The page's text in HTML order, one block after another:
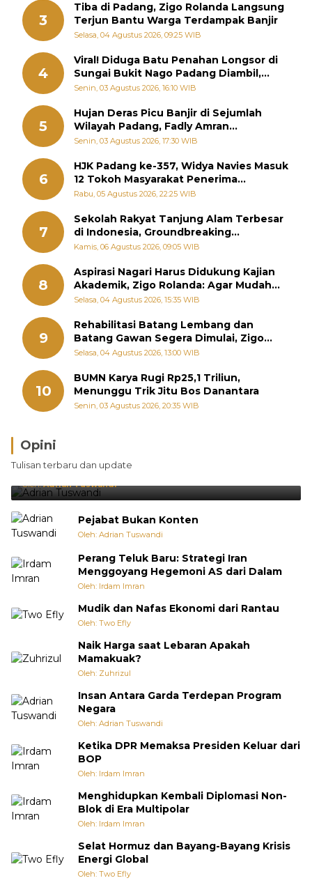
3
Tiba di Padang, Zigo Rolanda Langsung
Terjun Bantu Warga Terdampak Banjir
Selasa, 04 Agustus 2026, 09:25 WIB
4
Viral! Diduga Batu Penahan Longsor di
Sungai Bukit Nago Padang Diambil,
Warga Khawatir Bencana Terulang
Senin, 03 Agustus 2026, 16:10 WIB
5
Hujan Deras Picu Banjir di Sejumlah
Wilayah Padang, Fadly Amran
Perintahkan OPD Siaga
Senin, 03 Agustus 2026, 17:30 WIB
6
HJK Padang ke-357, Widya Navies Masuk
12 Tokoh Masyarakat Penerima
Penghargaan Pemko Padang
Rabu, 05 Agustus 2026, 22:25 WIB
7
Sekolah Rakyat Tanjung Alam Terbesar
di Indonesia, Groundbreaking
September
Kamis, 06 Agustus 2026, 09:05 WIB
8
Aspirasi Nagari Harus Didukung Kajian
Akademik, Zigo Rolanda: Agar Mudah
Diperjuangkan di Kementerian
Selasa, 04 Agustus 2026, 15:35 WIB
9
Rehabilitasi Batang Lembang dan
Batang Gawan Segera Dimulai, Zigo
Rolanda Pastikan Proyek Berjalan
Selasa, 04 Agustus 2026, 13:00 WIB
10
BUMN Karya Rugi Rp25,1 Triliun,
Menunggu Trik Jitu Bos Danantara
Senin, 03 Agustus 2026, 20:35 WIB
Opini
Tulisan terbaru dan update
Brasil Lebih Diunggulkan, tetapi Jepang Selalu
Punya Cara Membuat Kejutan
Oleh:Adrian Tuswandi
Pejabat Bukan Konten
Oleh: Adrian Tuswandi
Perang Teluk Baru: Strategi Iran
Menggoyang Hegemoni AS dari Dalam
Oleh: Irdam Imran
Mudik dan Nafas Ekonomi dari Rantau
Oleh: Two Efly
Naik Harga saat Lebaran Apakah
Mamakuak?
Oleh: Zuhrizul
Insan Antara Garda Terdepan Program
Negara
Oleh: Adrian Tuswandi
Ketika DPR Memaksa Presiden Keluar dari
BOP
Oleh: Irdam Imran
Menghidupkan Kembali Diplomasi Non-
Blok di Era Multipolar
Oleh: Irdam Imran
Selat Hormuz dan Bayang-Bayang Krisis
Energi Global
Oleh: Two Efly